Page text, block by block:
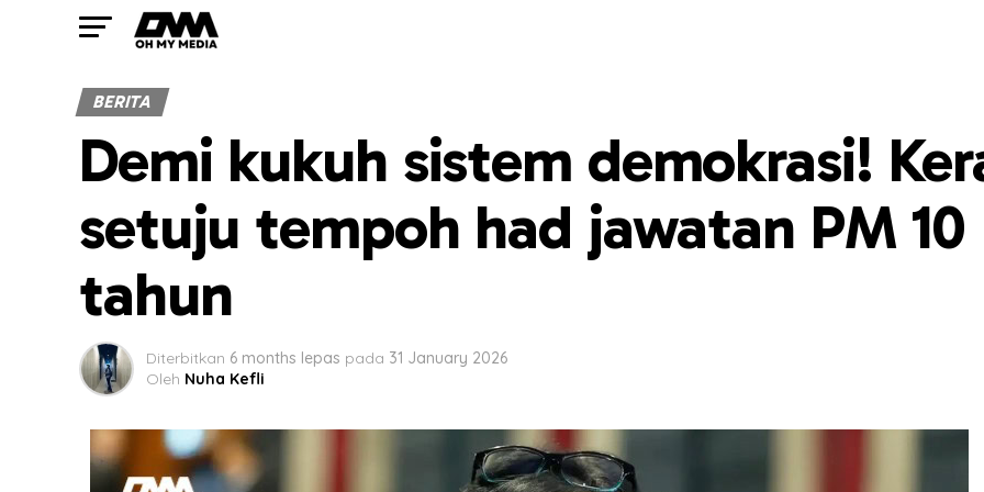
BERITA
Demi kukuh sistem demokrasi!
setuju tempoh had jawatan PM 10
tahun
Diterbitkan 6 months lepas pada 31 January 2026
Oleh Nuha Kefli